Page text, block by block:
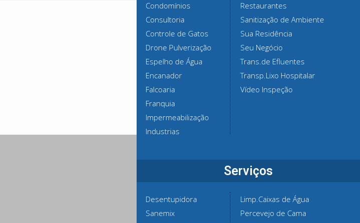
Condomínios
Consultoria
Controle de Gatos
Drone Pulverização
Espelho de Água
Encanador
Falcoaria
Franquia
Impermeabilização
Industrias
Restaurantes
Sanitização de Ambiente
Sua Residência
Seu Negócio
Trans.de Efluentes
Transp.Lixo Hospitalar
Vídeo Inspeção
Serviços
Desentupidora
Sanemix
Limp.Caixas de Água
Percevejo de Cama